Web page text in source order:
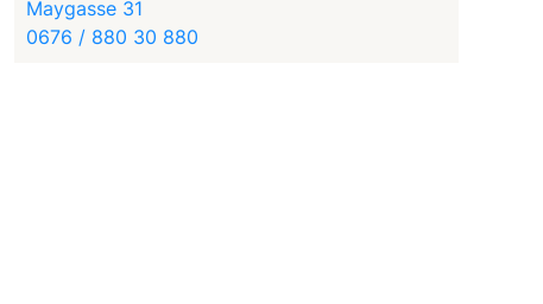
Maygasse 31
0676 / 880 30 880